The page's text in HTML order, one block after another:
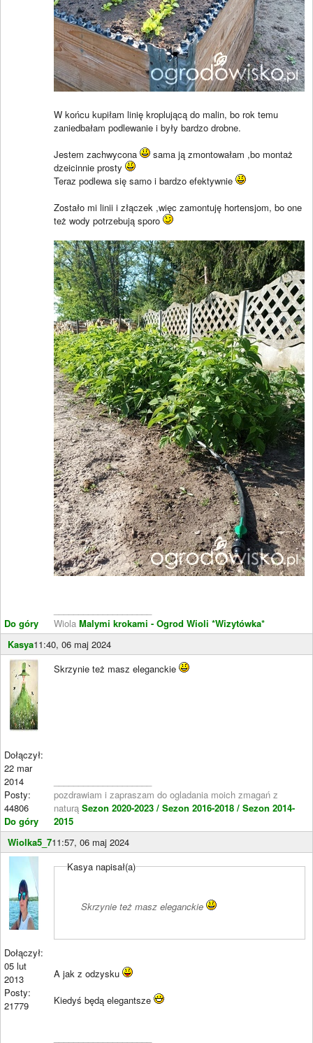
Do góry
W końcu kupiłam linię kroplującą do malin, bo rok temu
zaniedbałam podlewanie i były bardzo drobne.
Jestem zachwycona
sama ją zmontowałam ,bo montaż
dzeicinnie prosty
Teraz podlewa się samo i bardzo efektywnie
Zostało mi linii i złączek ,więc zamontuję hortensjom, bo one
też wody potrzebują sporo
Wiola Malymi krokami - Ogrod Wioli *Wizytówka*
Kasya11:40, 06 maj 2024
Dołączył:
22 mar
2014
Posty:
44806
Do góry
Skrzynie też masz eleganckie
pozdrawiam i zapraszam do ogladania moich zmagań z
naturą Sezon 2020-2023 / Sezon 2016-2018 / Sezon 2014-
2015
Wiolka5_711:57, 06 maj 2024
Dołączył:
05 lut
2013
Posty:
21779
Kasya napisał(a)
Skrzynie też masz eleganckie
A jak z odzysku
Kiedyś będą elegantsze